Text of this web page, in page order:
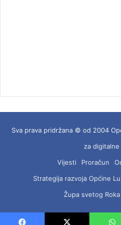
Sva prava pridržana © od 2004
za
Vijesti
Proračun
Strategija razvoja Općine
Župa svetog Roka